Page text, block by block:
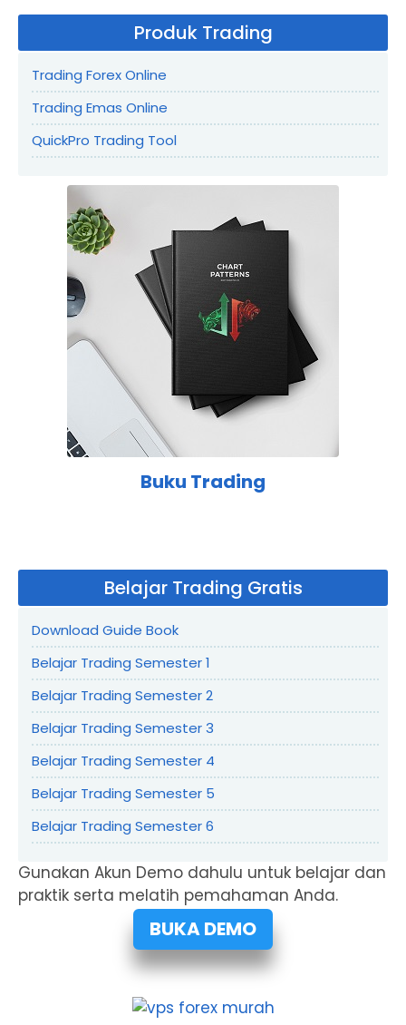
Produk Trading
Trading Forex Online
Trading Emas Online
QuickPro Trading Tool
Buku Trading
Belajar Trading Gratis
Download Guide Book
Belajar Trading Semester 1
Belajar Trading Semester 2
Belajar Trading Semester 3
Belajar Trading Semester 4
Belajar Trading Semester 5
Belajar Trading Semester 6
Gunakan Akun Demo dahulu untuk belajar dan
praktik serta melatih pemahaman Anda.
BUKA DEMO